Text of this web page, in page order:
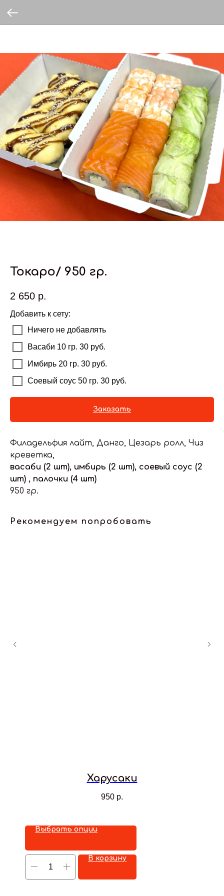
Токаро/ 950 гр.
2 650 р.
Добавить к сету:
Ничего не добавлять
Васаби 10 гр. 30 руб.
Имбирь 20 гр. 30 руб.
Соевый соус 50 гр. 30 руб.
Заказать
Филадельфия лайт, Данго, Цезарь ролл, Чиз
креветка,
васаби (2 шт), имбирь (2 шт), соевый соус (2
шт) , палочки (4 шт)
950 гр.
Рекомендуем попробовать
Харусаки
950 р.
Выбрать опции
В корзину